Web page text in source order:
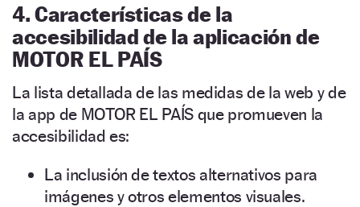
4. Características de la
accesibilidad de la aplicación de
MOTOR EL PAÍS
La lista detallada de las medidas de la web y de
la app de MOTOR EL PAÍS que promueven la
accesibilidad es:
La inclusión de textos alternativos para
imágenes y otros elementos visuales.